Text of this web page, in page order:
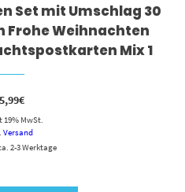
Set mit Umschlag 30
Frohe Weihnachten
Mix 1
€
MwSt.
Versand
2-3 Werktage